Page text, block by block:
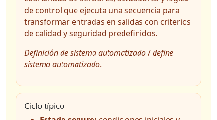
de control que ejecuta una secuencia para
transformar entradas en salidas con criterios
de calidad y seguridad predefinidos.
Definición de sistema automatizado/define
sistema automatizado.
Ciclo típico